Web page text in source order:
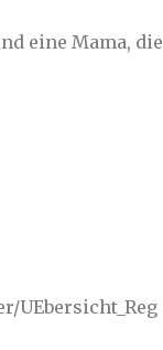
eine Mama, die
UEbersicht_Reg